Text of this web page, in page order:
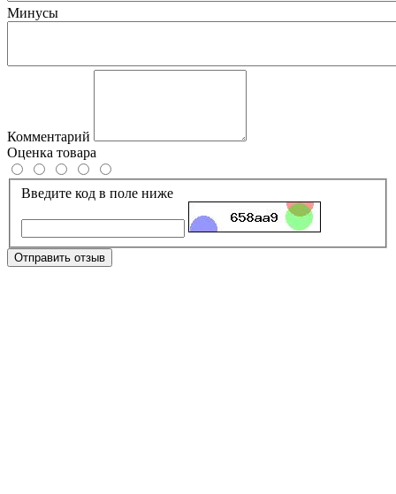
Минусы
Комментарий
Оценка товара
Введите код в поле ниже
Отправить отзыв